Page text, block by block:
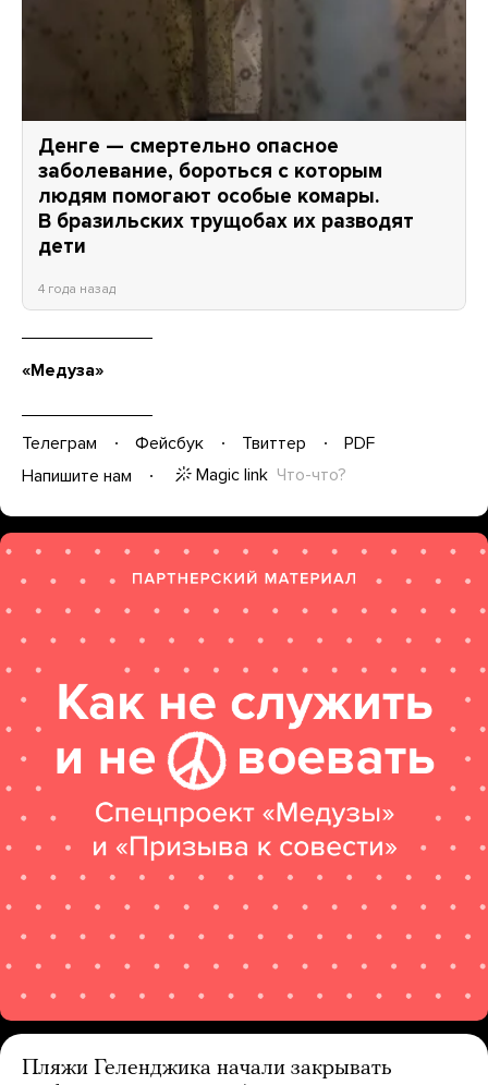
Денге — смертельно опасное
заболевание, бороться с которым
людям помогают особые комары.
В бразильских трущобах их разводят
дети
4 года назад
«Медуза»
Телеграм Фейсбук Твиттер
PDF
Напишите нам
Magic link Что-что?
Пляжи Геленджика начали закрывать